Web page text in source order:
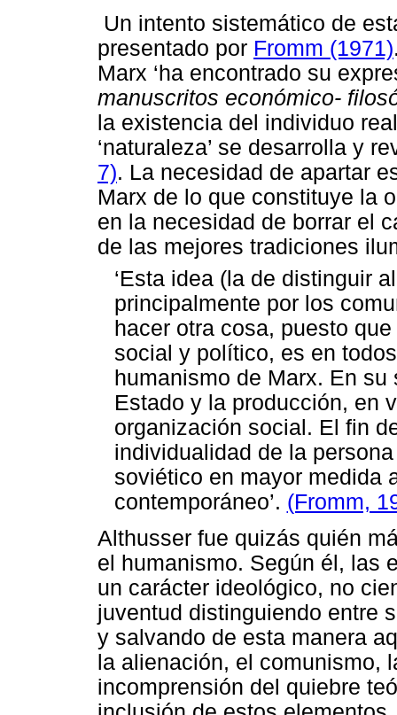
Un intento sistemático de
presentado por Fromm (1971)
Marx ‘ha encontrado su
manuscritos económico-
la existencia del individuo
‘naturaleza’ se desarrolla y
7). La necesidad de apartar
Marx de lo que constituye la
en la necesidad de borrar el
de las mejores tradiciones
‘Esta idea (la de distinguir
principalmente por los
hacer otra cosa, puesto
social y político, es en
humanismo de Marx. En
Estado y la producción, en
organización social. El fin
individualidad de la
soviético en mayor medida
contemporáneo’. (Fromm,
Althusser fue quizás quién
el humanismo. Según él, las
un carácter ideológico, no
juventud distinguiendo entre
y salvando de esta manera
la alienación, el comunismo,
incomprensión del quiebre